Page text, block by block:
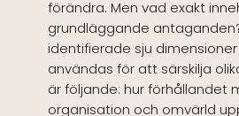
förändra. Men vad exakt
grundläggande
identifierade sju
användas för att särskilja
är följande: hur förhållandet
organisation och omvärld